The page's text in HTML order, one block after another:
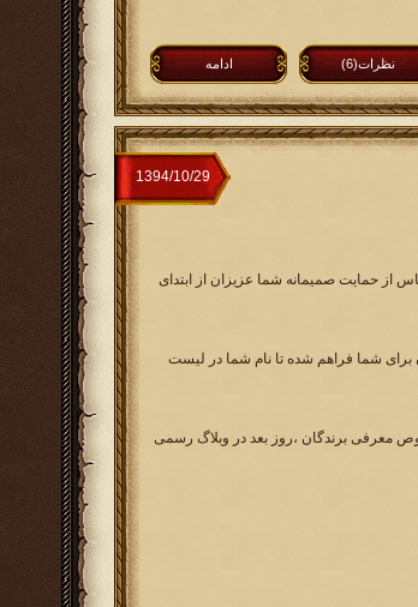
ادامه نظرات(6)
تکریم و سپاس از حمایت صمیمانه شما عزیزان از ابتدای
برای شما فراهم شده تا نام شما در لیست
می گردد که اطلاع رسانی در خصوص معرفی برندگان ،روز بعد در وبلاگ رسمی